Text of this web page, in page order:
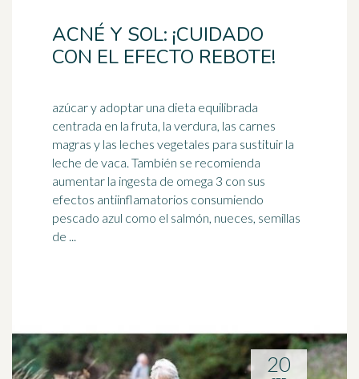
ACNÉ Y SOL: ¡CUIDADO
CON EL EFECTO REBOTE!
azúcar y adoptar una dieta equilibrada
centrada en la fruta, la verdura, las carnes
magras y las leches vegetales para sustituir la
leche de vaca. También se recomienda
aumentar la ingesta de omega 3 con sus
efectos antiinflamatorios consumiendo
pescado azul como el salmón, nueces, semillas
de ...
20